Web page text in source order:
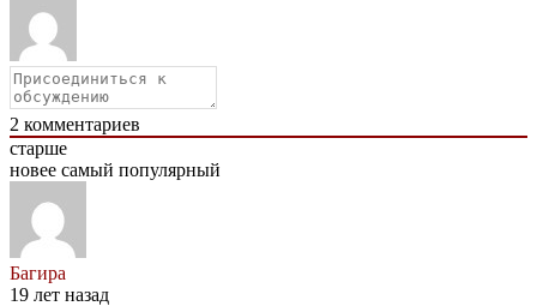
2 комментариев
старше
новее самый популярный
Багира
19 лет назад